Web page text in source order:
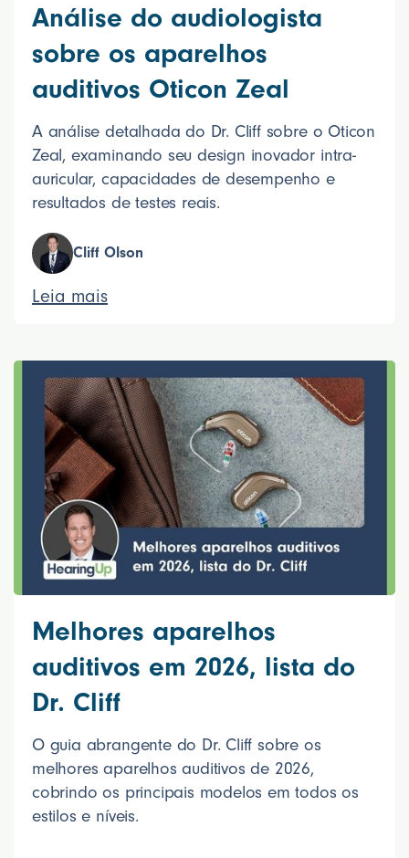
Análise do audiologista
sobre os aparelhos
auditivos Oticon Zeal
A análise detalhada do Dr. Cliff sobre o Oticon
Zeal, examinando seu design inovador intra-
auricular, capacidades de desempenho e
resultados de testes reais.
Cliff Olson
Leia mais
Melhores aparelhos
auditivos em 2026, lista do
Dr. Cliff
O guia abrangente do Dr. Cliff sobre os
melhores aparelhos auditivos de 2026,
cobrindo os principais modelos em todos os
estilos e níveis.